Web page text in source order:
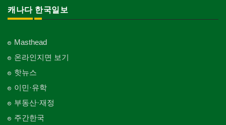
의사-가정의
의사-기타
의사-정신과
자수
개인지도-기타
직업소개 에이전트
Cleaning
카펫 청소
Carpet Cleaning
판촉물
gifts for events
Roofing
Curtain/Carpet
Wall Paper/Paint
가라지/그라지/차고
Garage Door
Sauna
Skin Care
화장품
Cosmetics
피트니스/헬스
Fitness
산후조리서비스
한인회
Korean Cultural Association
Newspaper/TV/Radio
한국기업 현지법인/지사
Korean Enterprises In Canada
동창회-대학교
Alumni University
동창회-중·고등학교
캐나다 한국일보
Masthead
온라인지면 보기
핫뉴스
이민·유학
부동산·재정
주간한국